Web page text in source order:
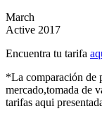
March
Active 2017
Encuentra tu tarifa
*La comparación de
mercado,tomada de
tarifas aqui